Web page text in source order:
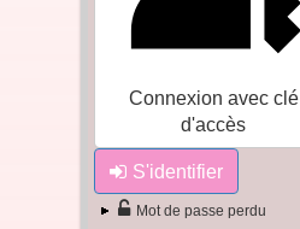
Connexion avec clé
d'accès
S'identifier
Mot de passe perdu